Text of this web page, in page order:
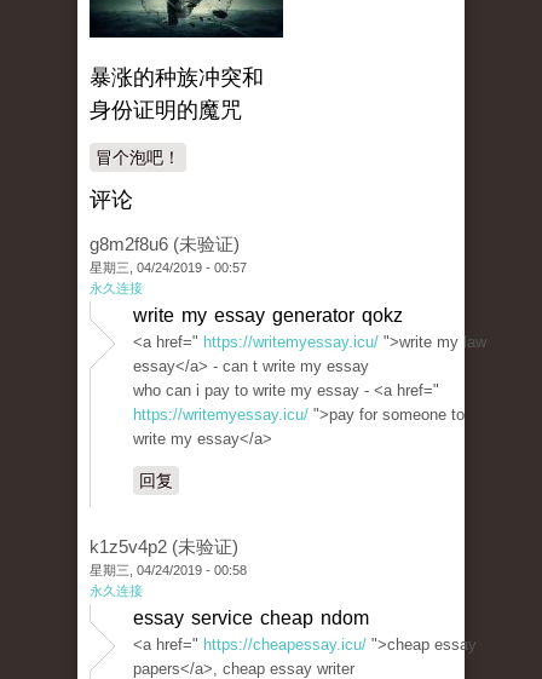
暴涨的种族冲突和
身份证明的魔咒
冒个泡吧！
评论
g8m2f8u6 (未验证)
星期三, 04/24/2019 - 00:57
永久连接
write my essay generator qokz
<a href=" https://writemyessay.icu/ ">write my law
essay</a> - can t write my essay
who can i pay to write my essay - <a href="
https://writemyessay.icu/ ">pay for someone to
write my essay</a>
回复
k1z5v4p2 (未验证)
星期三, 04/24/2019 - 00:58
永久连接
essay service cheap ndom
<a href=" https://cheapessay.icu/ ">cheap essay
papers</a>, cheap essay writer